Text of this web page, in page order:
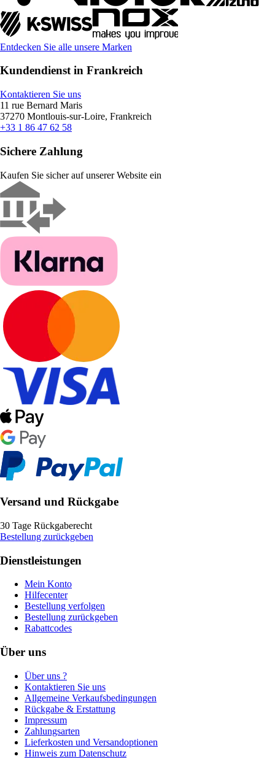
Entdecken Sie alle unsere Marken
Kundendienst in Frankreich
Kontaktieren Sie uns
11 rue Bernard Maris
37270 Montlouis-sur-Loire, Frankreich
+33 1 86 47 62 58
Sichere Zahlung
Kaufen Sie sicher auf unserer Website ein
Versand und Rückgabe
30 Tage Rückgaberecht
Bestellung zurückgeben
Dienstleistungen
Mein Konto
Hilfecenter
Bestellung verfolgen
Bestellung zurückgeben
Rabattcodes
Über uns
Über uns ?
Kontaktieren Sie uns
Allgemeine Verkaufsbedingungen
Rückgabe & Erstattung
Impressum
Zahlungsarten
Lieferkosten und Versandoptionen
Hinweis zum Datenschutz